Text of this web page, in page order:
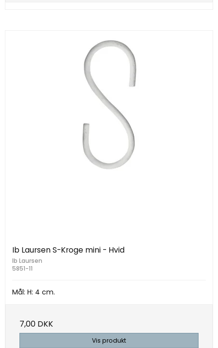
Ib Laursen S-Kroge mini - Hvid
Ib Laursen
5851-11
Mål: H: 4 cm.
7,00 DKK
Vis produkt